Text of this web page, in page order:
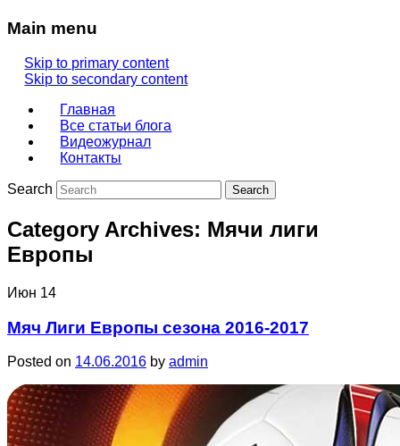
Main menu
Skip to primary content
Skip to secondary content
Главная
Все статьи блога
Видеожурнал
Контакты
Search
Category Archives: Мячи лиги
Европы
Июн 14
Мяч Лиги Европы сезона 2016-2017
Posted on 14.06.2016 by admin